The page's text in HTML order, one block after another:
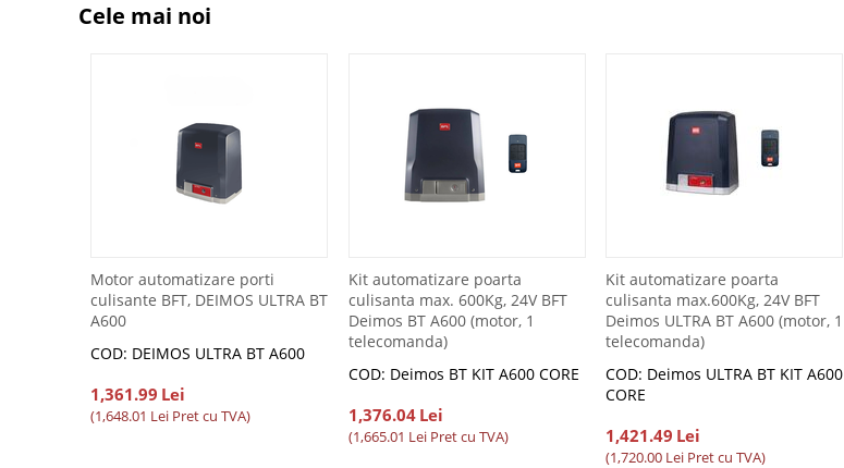
Cele mai noi
Motor automatizare porti
culisante BFT, DEIMOS ULTRA BT
A600
COD: DEIMOS ULTRA BT A600
1,361.99 Lei
(1,648.01 Lei Pret cu TVA)
Kit automatizare poarta
culisanta max. 600Kg, 24V BFT
Deimos BT A600 (motor, 1
telecomanda)
COD: Deimos BT KIT A600 CORE
1,376.04 Lei
(1,665.01 Lei Pret cu TVA)
Kit automatizare poarta
culisanta max.600Kg, 24V BFT
Deimos ULTRA BT A600 (motor, 1
telecomanda)
COD: Deimos ULTRA BT KIT A600
CORE
1,421.49 Lei
(1,720.00 Lei Pret cu TVA)